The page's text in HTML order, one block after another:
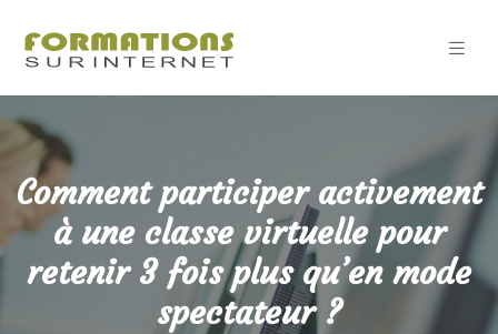
Comment participer activement
à une classe virtuelle pour
retenir 3 fois plus qu’en mode
spectateur ?